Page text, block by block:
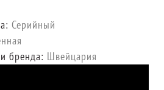
Серийный
бренда: Швейцария